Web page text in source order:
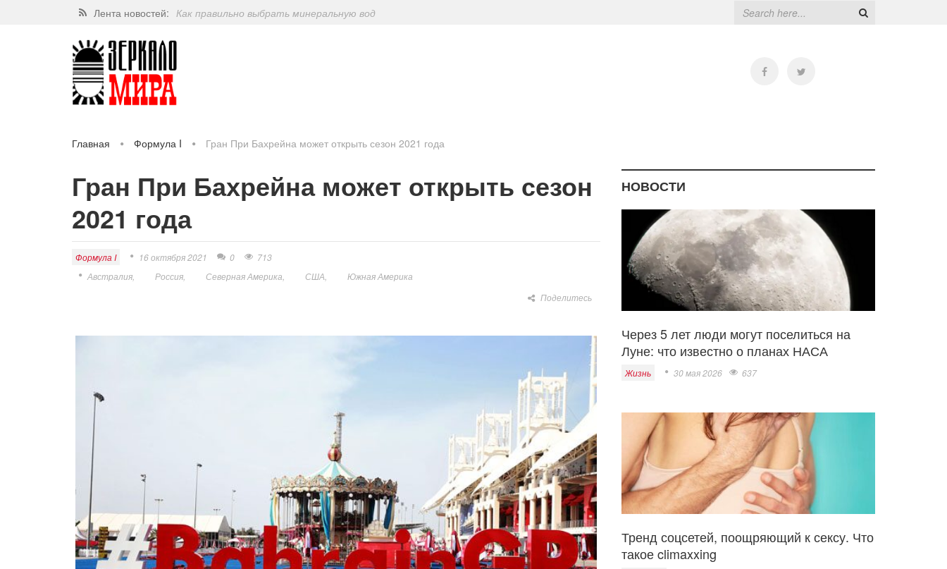
Лента новостей: Как правильно выбрать минеральную вод
Какие орехи самые полезные: диетологи
Главная Формула I Гран При Бахрейна может открыть сезон 2021 года
Гран При Бахрейна может открыть сезон
2021 года
Формула I 16 октября 2021 0
713
Австралия
Россия Северная Америка США
Южная Америка
Поделитесь
НОВОСТИ
Через 5 лет люди могут поселиться на
Луне: что известно о планах НАСА
Жизнь 30 мая 2026 637
Тренд соцсетей, поощряющий к сексу. Что
такое climaxxing